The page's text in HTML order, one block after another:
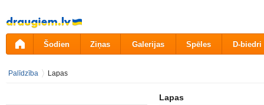
Pāriet
uz
saturu
Šodien Ziņas Galerijas Spēles D-biedri
Palīdzība Lapas
Lapas